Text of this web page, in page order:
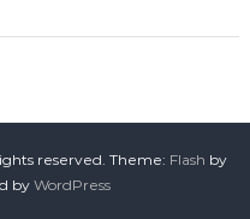
reserved. Theme: Flash by
by WordPress